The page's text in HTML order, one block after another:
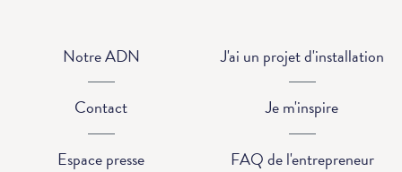
Notre ADN
Contact
Espace presse
J'ai un projet d'installation
Je m'inspire
FAQ de l'entrepreneur